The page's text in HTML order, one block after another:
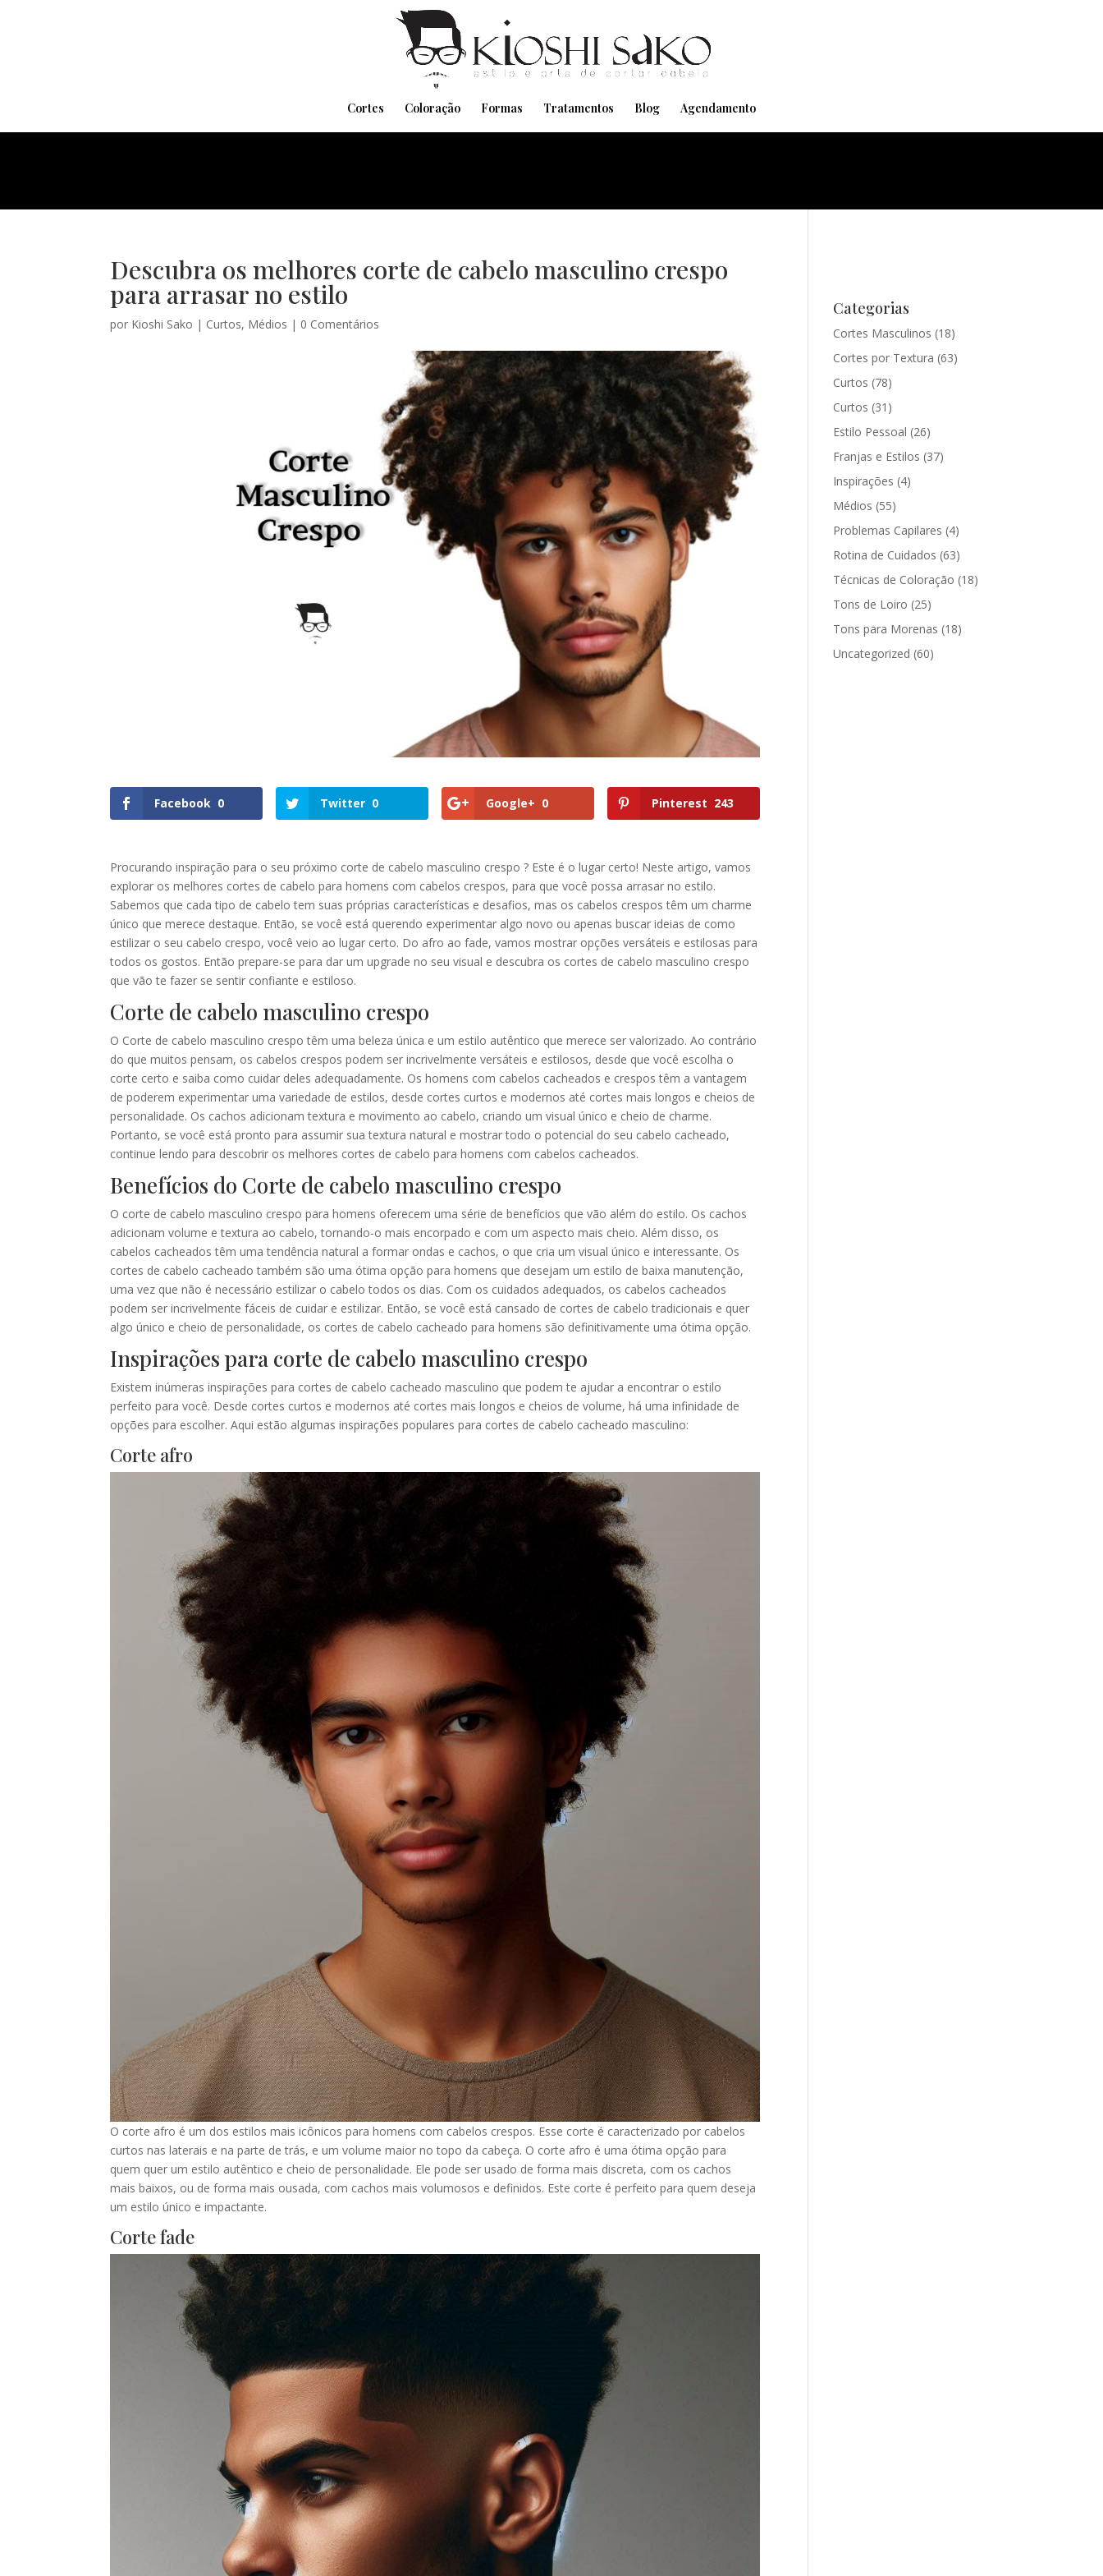
Cortes Coloração Formas Tratamentos Blog Agendamento
Descubra os melhores corte de cabelo masculino crespo
para arrasar no estilo
por Kioshi Sako | Curtos, Médios | 0 Comentários
Facebook 0 Twitter 0 Google+ 0 Pinterest 243
Procurando inspiração para o seu próximo corte de cabelo masculino crespo ? Este é o lugar certo! Neste artigo, vamos
explorar os melhores cortes de cabelo para homens com cabelos crespos, para que você possa arrasar no estilo.
Sabemos que cada tipo de cabelo tem suas próprias características e desafios, mas os cabelos crespos têm um charme
único que merece destaque. Então, se você está querendo experimentar algo novo ou apenas buscar ideias de como
estilizar o seu cabelo crespo, você veio ao lugar certo. Do afro ao fade, vamos mostrar opções versáteis e estilosas para
todos os gostos. Então prepare-se para dar um upgrade no seu visual e descubra os cortes de cabelo masculino crespo
que vão te fazer se sentir confiante e estiloso.
Corte de cabelo masculino crespo
O Corte de cabelo masculino crespo têm uma beleza única e um estilo autêntico que merece ser valorizado. Ao contrário
do que muitos pensam, os cabelos crespos podem ser incrivelmente versáteis e estilosos, desde que você escolha o
corte certo e saiba como cuidar deles adequadamente. Os homens com cabelos cacheados e crespos têm a vantagem
de poderem experimentar uma variedade de estilos, desde cortes curtos e modernos até cortes mais longos e cheios de
personalidade. Os cachos adicionam textura e movimento ao cabelo, criando um visual único e cheio de charme.
Portanto, se você está pronto para assumir sua textura natural e mostrar todo o potencial do seu cabelo cacheado,
continue lendo para descobrir os melhores cortes de cabelo para homens com cabelos cacheados.
Benefícios do Corte de cabelo masculino crespo
O corte de cabelo masculino crespo para homens oferecem uma série de benefícios que vão além do estilo. Os cachos
adicionam volume e textura ao cabelo, tornando-o mais encorpado e com um aspecto mais cheio. Além disso, os
cabelos cacheados têm uma tendência natural a formar ondas e cachos, o que cria um visual único e interessante. Os
cortes de cabelo cacheado também são uma ótima opção para homens que desejam um estilo de baixa manutenção,
uma vez que não é necessário estilizar o cabelo todos os dias. Com os cuidados adequados, os cabelos cacheados
podem ser incrivelmente fáceis de cuidar e estilizar. Então, se você está cansado de cortes de cabelo tradicionais e quer
algo único e cheio de personalidade, os cortes de cabelo cacheado para homens são definitivamente uma ótima opção.
Inspirações para corte de cabelo masculino crespo
Existem inúmeras inspirações para cortes de cabelo cacheado masculino que podem te ajudar a encontrar o estilo
perfeito para você. Desde cortes curtos e modernos até cortes mais longos e cheios de volume, há uma infinidade de
opções para escolher. Aqui estão algumas inspirações populares para cortes de cabelo cacheado masculino:
Corte afro
O corte afro é um dos estilos mais icônicos para homens com cabelos crespos. Esse corte é caracterizado por cabelos
curtos nas laterais e na parte de trás, e um volume maior no topo da cabeça. O corte afro é uma ótima opção para
quem quer um estilo autêntico e cheio de personalidade. Ele pode ser usado de forma mais discreta, com os cachos
mais baixos, ou de forma mais ousada, com cachos mais volumosos e definidos. Este corte é perfeito para quem deseja
um estilo único e impactante.
Corte fade
Categorias
Cortes Masculinos (18)
Cortes por Textura (63)
Curtos (78)
Curtos (31)
Estilo Pessoal (26)
Franjas e Estilos (37)
Inspirações (4)
Médios (55)
Problemas Capilares (4)
Rotina de Cuidados (63)
Técnicas de Coloração (18)
Tons de Loiro (25)
Tons para Morenas (18)
Uncategorized (60)
Pensando em transformar seu Visual??
Agende pelo Whatsapp